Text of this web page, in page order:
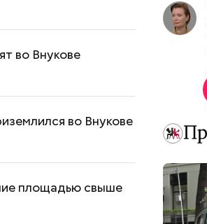
во Внукове
во Внукове
площадью свыше